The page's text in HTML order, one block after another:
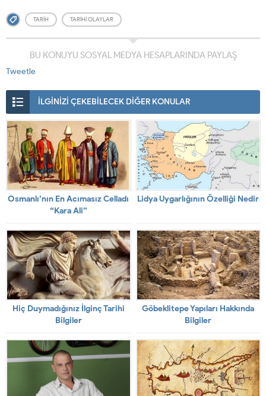
TARIH TARIHI OLAYLAR
BU KONUYU SOSYAL MEDYA HESAPLARINDA PAYLAŞ
Tweetle
İLGİNİZİ ÇEKEBİLECEK DİĞER KONULAR
Osmanlı’nın En Acımasız Celladı
“Kara Ali”
Lidya Uygarlığının Özelliği Nedir
Hiç Duymadığınız İlginç Tarihi
Bilgiler
Göbeklitepe Yapıları Hakkında
Bilgiler